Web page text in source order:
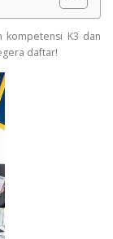
kompetensi K3 dan
daftar!